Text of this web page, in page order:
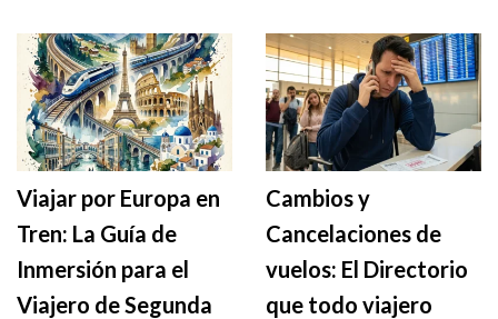
Viajar por Europa en
Tren: La Guía de
Inmersión para el
Viajero de Segunda
Cambios y
Cancelaciones de
vuelos: El Directorio
que todo viajero